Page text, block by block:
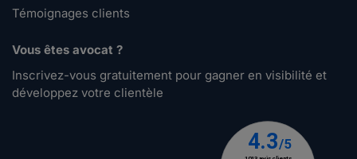
Témoignages clients
Vous êtes avocat ?
Inscrivez-vous gratuitement pour gagner en visibilité et
développez votre clientèle